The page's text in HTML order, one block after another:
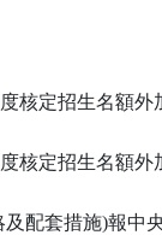
核定招生名額外
核定招生名額外
配套措施)報中